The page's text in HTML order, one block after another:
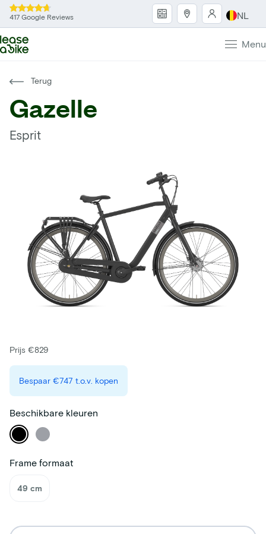
417 Google Reviews NL
Menu
Terug
Gazelle
Esprit
Prijs €829
Bespaar €747 t.o.v. kopen
Beschikbare kleuren
Frame formaat
49 cm